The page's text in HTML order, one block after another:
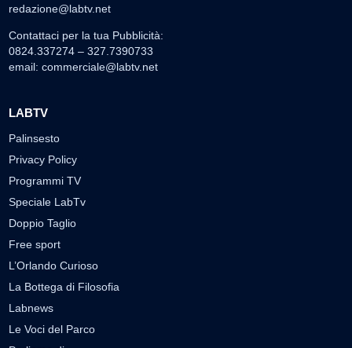
redazione@labtv.net
Contattaci per la tua Pubblicità:
0824.337274 – 327.7390733
email: commerciale@labtv.net
LABTV
Palinsesto
Privacy Policy
Programmi TV
Speciale LabTv
Doppio Taglio
Free sport
L’Orlando Curioso
La Bottega di Filosofia
Labnews
Le Voci del Parco